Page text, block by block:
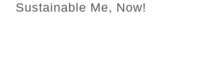
Sustainable Me, Now!